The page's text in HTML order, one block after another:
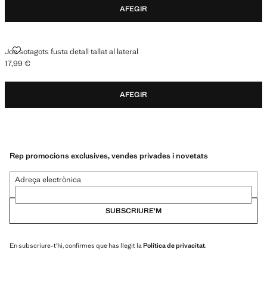
AFEGIR
Joc sotagots fusta detall tallat al lateral
JOC SOTAGOTS FUSTA DETALL TALLAT AL LATERAL
Preu actual [17,99 € ]
17,99 €
AFEGIR
Rep promocions exclusives, vendes privades i novetats
Adreça electrònica
SUBSCRIURE'M
En subscriure-t'hi, confirmes que has llegit la Política de privacitat.